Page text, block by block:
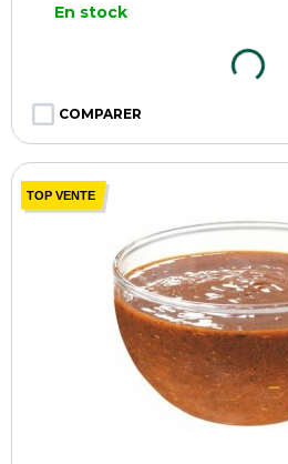
En stock
COMPARER
TOP VENTE